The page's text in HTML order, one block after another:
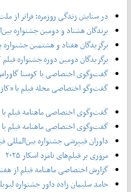
در ستایش زندگی روزمره: فراتر از
برندگان هشتاد و دومین جشنواره
برگزیدگان هفتاد و هشتمین جشنواره
برگزیدگان دومین دوره جشنواره
گفت‌وگوی اختصاصی با کوستا گاوراس
گفت‌وگو اختصاصی مجله فیلم با
گفت‌وگوی اختصاصی ماهنامه فیلم
گفت‌وگوی اختصاصی ماهنامه فیلم با
داوران فیپرشی جشنواره بین‌المللی
مروری بر فیلم‌های نامزد اسکار ۲۰۲۵
گزارش اختصاصی ماهنامه فیلم از
حامد سلیمان زاده داور جشنواره